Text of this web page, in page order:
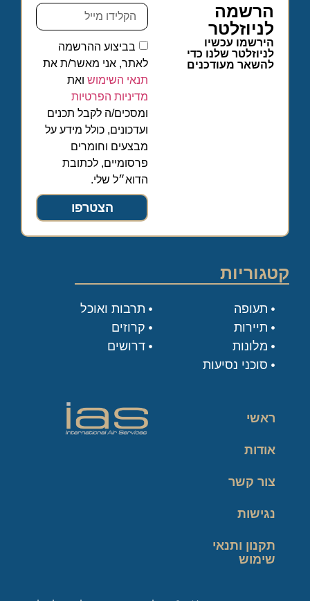
הרשמה
לניוזלטר
הירשמו עכשיו
לניוזלטר שלנו כדי
להשאר מעודכנים
בביצוע ההרשמה
לאתר, אני מאשר/ת את
תנאי השימוש ואת
מדיניות הפרטיות
ומסכים/ה לקבל תכנים
ועדכונים, כולל מידע על
מבצעים וחומרים
פרסומיים, לכתובת
הדוא״ל שלי.
הצטרפו
קטגוריות
תעופה
תיירות
מלונות
סוכני נסיעות
תרבות ואוכל
קרוזים
דרושים
ראשי
אודות
צור קשר
נגישות
תקנון ותנאי
שימוש